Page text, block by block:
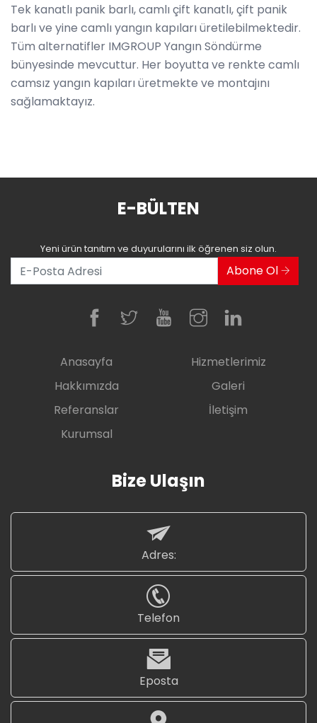
Tek kanatlı panik barlı, camlı çift kanatlı, çift panik
barlı ve yine camlı yangın kapıları üretilebilmektedir.
Tüm alternatifler IMGROUP Yangın Söndürme
bünyesinde mevcuttur. Her boyutta ve renkte camlı
camsız yangın kapıları üretmekte ve montajını
sağlamaktayız.
E-BÜLTEN
Yeni ürün tanıtım ve duyurularını ilk öğrenen siz olun.
Abone Ol
Anasayfa
Hakkımızda
Referanslar
Kurumsal
Hizmetlerimiz
Galeri
İletişim
Bize Ulaşın
Adres:
Telefon
Eposta